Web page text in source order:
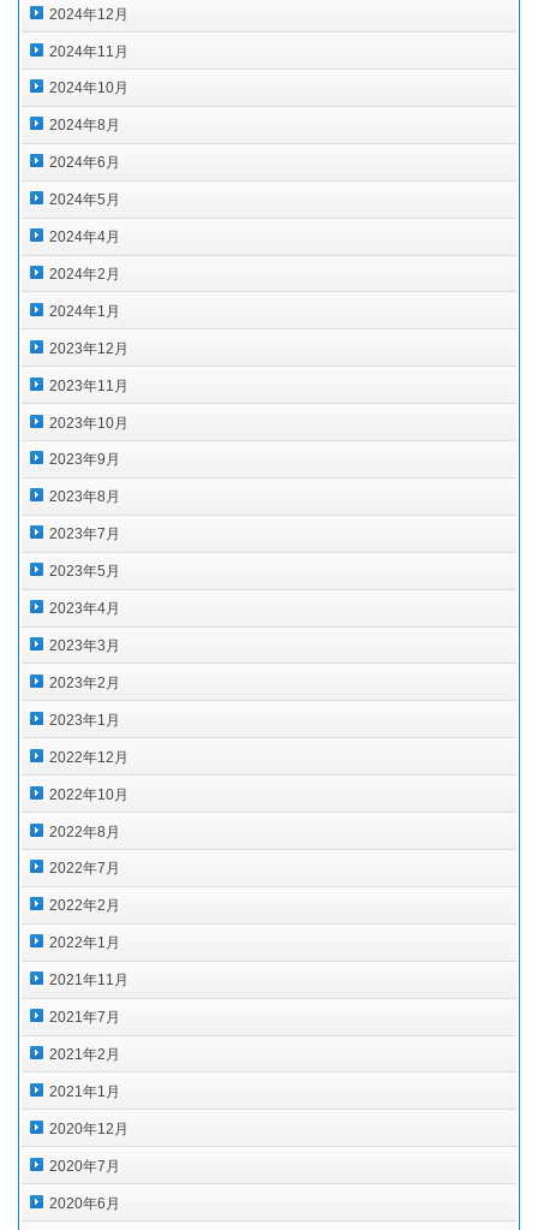
2024年12月
2024年11月
2024年10月
2024年8月
2024年6月
2024年5月
2024年4月
2024年2月
2024年1月
2023年12月
2023年11月
2023年10月
2023年9月
2023年8月
2023年7月
2023年5月
2023年4月
2023年3月
2023年2月
2023年1月
2022年12月
2022年10月
2022年8月
2022年7月
2022年2月
2022年1月
2021年11月
2021年7月
2021年2月
2021年1月
2020年12月
2020年7月
2020年6月